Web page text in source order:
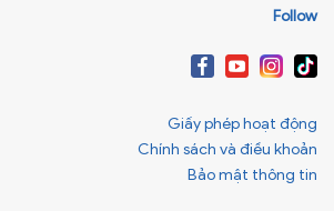
Follow
Giấy phép hoạt động
Chính sách và điều khoản
Bảo mật thông tin